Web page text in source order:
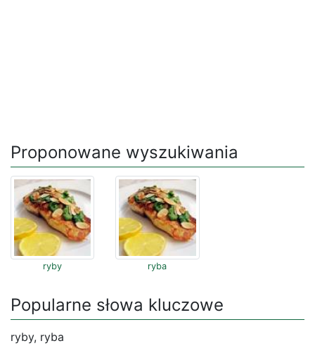
Proponowane wyszukiwania
ryby ryba
Popularne słowa kluczowe
ryby, ryba